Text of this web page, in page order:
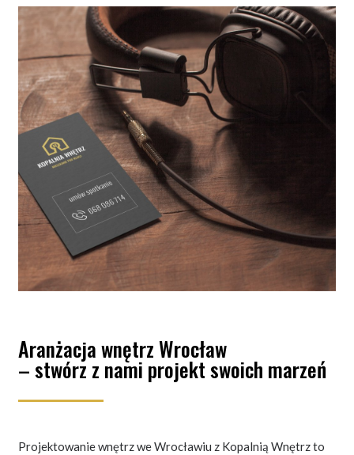
Aranżacja wnętrz Wrocław
– stwórz z nami projekt swoich marzeń
Projektowanie wnętrz we Wrocławiu z Kopalnią Wnętrz to